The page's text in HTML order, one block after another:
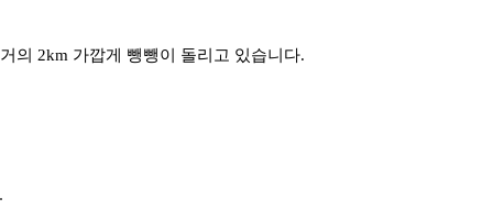
거의 2km 가깝게 뺑뺑이 돌리고 있습니다.